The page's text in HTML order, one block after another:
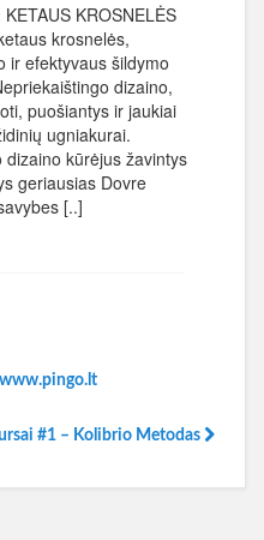
KETAUS KROSNELĖS
krosnelės,
ir efektyvaus šildymo
dizaino,
puošiantys ir jaukiai
ugniakurai.
dizaino kūrėjus žavintys
geriausias Dovre
[..]
#1 – Kolibrio Metodas